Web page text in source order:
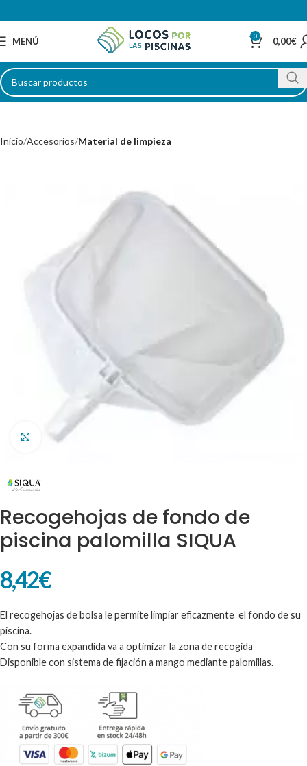
MENÚ 0 0,00€
Inicio Accesorios Material de limpieza
Clic para ampliar
Recogehojas de fondo de
piscina palomilla SIQUA
8,42€
El recogehojas de bolsa le permite limpiar eficazmente el fondo de su
piscina.
Con su forma expandida va a optimizar la zona de recogida
Disponible con sistema de fijación a mango mediante palomillas.